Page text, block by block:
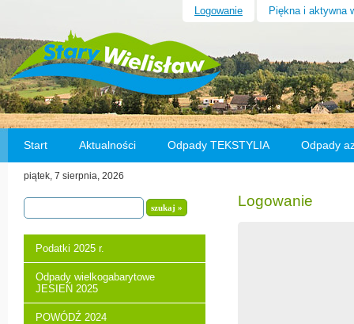
Logowanie Piękna i aktywna
Start Aktualności Odpady TEKSTYLIA Odpady
Wybory na Sołtysa w Starym Wielisławiu
piątek, 7 sierpnia, 2026
Podatki 2025 r.
Odpady wielkogabarytowe
JESIEŃ 2025
POWÓDŹ 2024
Logowanie